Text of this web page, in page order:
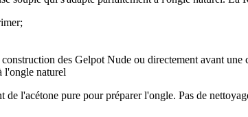
des Gelpot Nude ou directement avant une
l'ongle naturel
l'acétone pure pour préparer l'ongle. Pas de